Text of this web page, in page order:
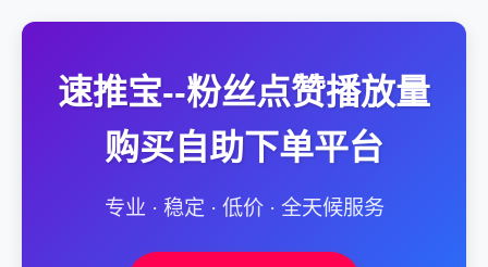
速推宝--粉丝点赞播放量
购买自助下单平台
专业 · 稳定 · 低价 · 全天候服务